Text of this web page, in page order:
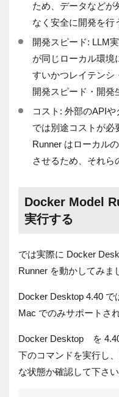
ため、データなどが
なく安全に開発を行
開発スピード: LLM
が同じローカル環境
すいかつレイテンシ
開発スピード・開発
コスト: 外部のAPI
では別途コストが必
Runner はローカル
させるため、それら
Docker Model
実行する
では実際に Docker
Runner を動かしてみま
Docker Desktop 4.40 で
Mac でのみサポートさ
Docker Desktop を
下のコマンドを実行し
な状態か確認して下さい